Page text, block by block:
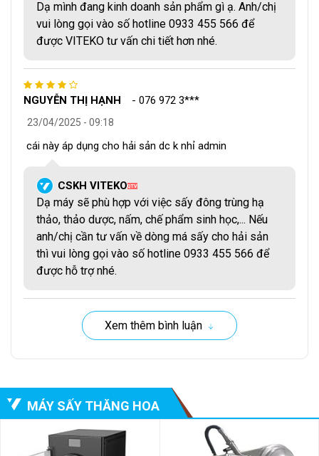
Nhiệt độ cài đặt cho quá trình sấy
Thời gian cấp đông
Thời gian sấy
Áp suất chân không
Tác dụng lưu thông, tuần hoàn không khí, độ ẩm, nhiệt độ
đảm bảo quá trình sáy thăng hoa diễn ra theo đúng các
thông số đã cài đặt.
Tác dụng gia nhiệt cho sản phẩm để xảy ra quá trình thăng
nghiệp 50kg
Dạ mình đang kinh doanh sản phẩm gì ạ. Anh/chị
vui lòng gọi vào số hotline 0933 455 566 để
được VITEKO tư vấn chi tiết hơn nhé.
NGUYỄN THỊ HẠNH - 076 972 3***
23/04/2025 - 09:18
cái này áp dụng cho hải sản dc k nhỉ admin
CSKH VITEKOQTV
Dạ máy sẽ phù hợp với việc sấy đông trùng hạ
thảo, thảo dược, nấm, chế phẩm sinh học,... Nếu
anh/chị cần tư vấn về dòng má sấy cho hải sản
thì vui lòng gọi vào số hotline 0933 455 566 để
được hỗ trợ nhé.
Xem thêm bình luận
MÁY SẤY THĂNG HOA